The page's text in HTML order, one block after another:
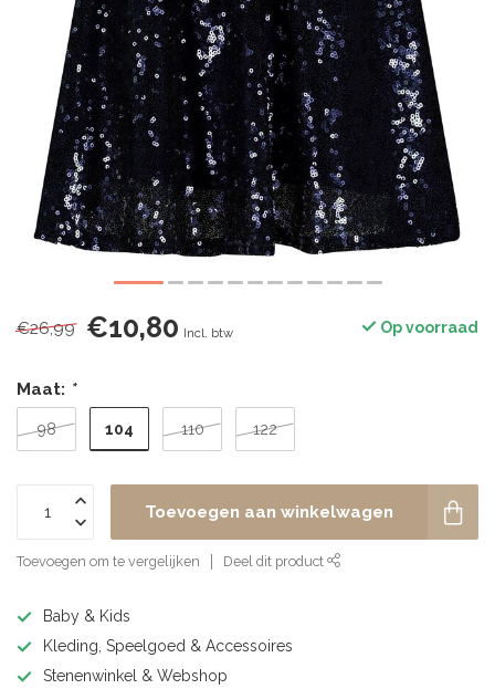
€26,99 €10,80 Incl. btw Op voorraad
Maat: *
98 104 110 122
Toevoegen aan winkelwagen
Toevoegen om te vergelijken Deel dit product
Baby & Kids
Kleding, Speelgoed & Accessoires
Stenenwinkel & Webshop